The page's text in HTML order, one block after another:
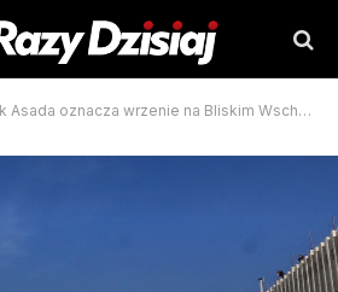
oznacza wrzenie na Bliskim Wschodzie? „Z innymi reżimami będzie podobnie”